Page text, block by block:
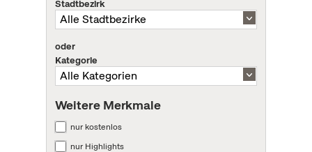
Stadtbezirk
oder
Kategorie
Weitere Merkmale
nur kostenlos
nur Highlights